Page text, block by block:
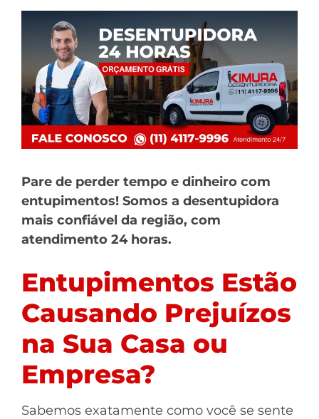
Pare de perder tempo e dinheiro com
entupimentos! Somos a desentupidora
mais confiável da região, com
atendimento 24 horas.
Entupimentos Estão
Causando Prejuízos
na Sua Casa ou
Empresa?
Sabemos exatamente como você se sente